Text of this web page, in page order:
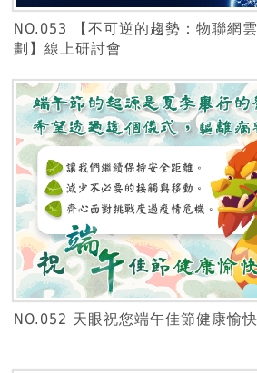
NO.053 【不可逆的趨勢：物聯網
劃】線上研討會
NO.052 天眼祝您端午佳節健康愉